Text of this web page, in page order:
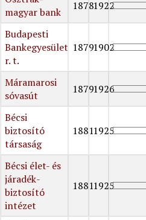
magyar bank
18781922
Budapesti
Bankegyesület
r. t.
18791902
Máramarosi
sóvasút
18791926
Bécsi
biztosító
társaság
18811925
Bécsi élet- és
járadék-
biztosító
intézet
18811925